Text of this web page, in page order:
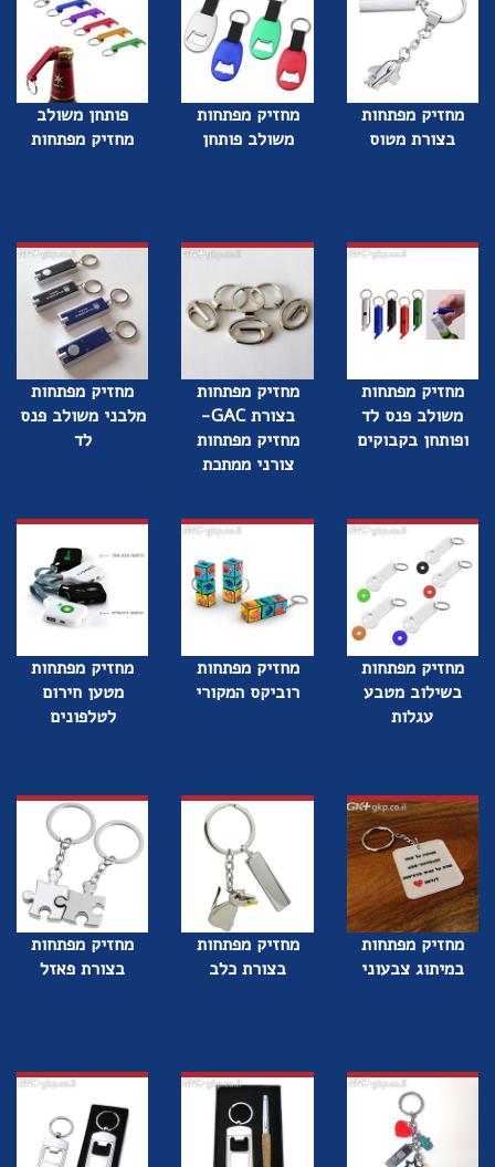
מחזיק מפתחות
בצורת מטוס
מחזיק מפתחות
משולב פותחן
פותחן משולב
מחזיק מפתחות
מחזיק מפתחות
משולב פנס לד
ופותחן בקבוקים
מחזיק מפתחות
בצורת GAC-
מחזיק מפתחות
צורני ממתכת
מחזיק מפתחות
מלבני משולב פנס
לד
מחזיק מפתחות
בשילוב מטבע
עגלות
מחזיק מפתחות
רוביקס המקורי
מחזיק מפתחות
מטען חירום
לטלפונים
מחזיק מפתחות
במיתוג צבעוני
מחזיק מפתחות
בצורת כלב
מחזיק מפתחות
בצורת פאזל